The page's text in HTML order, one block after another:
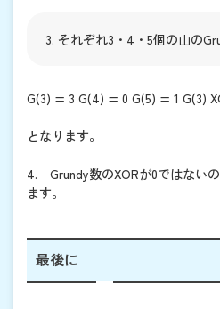
それぞれ3・4・5個の山の
G(3) = 3 G(4) = 0 G(5) = 1 G(3)
となります。
4. Grundy数のXORが0ではない
ます。
最後に